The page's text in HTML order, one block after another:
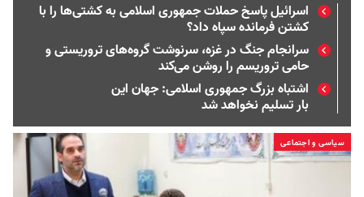
اسرائیل پاسخ حملات جمهوری اسلامی به کشتی‌ها را با
کشتن فرمانده سپاه داد؟
سرانجام جنگ در غزه، سرنوشت گروه‌های تروریستی و
حامی تروریسم را روشن می‌کند
اشتباه بزرگ جمهوری اسلامی: جهان این
بار تسلیم نخواهد شد
سیاسی و اجتماعی